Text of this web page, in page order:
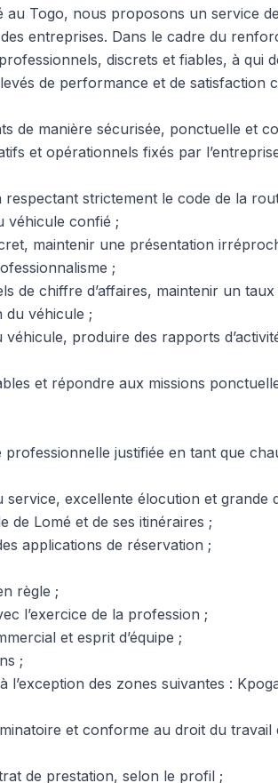
au Togo, nous proposons un service
entreprises. Dans le cadre du
discrets et fiables, à qui
de performance et de satisfaction
de manière sécurisée, ponctuelle et
et opérationnels fixés par
strictement le code de la
véhicule confié ;
maintenir une présentation
;
de chiffre d’affaires, maintenir un
du véhicule ;
produire des rapports
et répondre aux missions
professionnelle justifiée en tant que
service, excellente élocution et grande
de Lomé et de ses itinéraires ;
applications de réservation ;
règle ;
l’exercice de la profession ;
et esprit d’équipe ;
;
l’exception des zones suivantes :
et conforme au droit du travail
de prestation, selon le profil ;